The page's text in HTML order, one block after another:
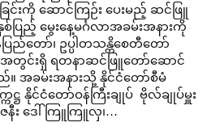
ခြင်းကို ဆောင်ကြဉ်း ပေးမည့် ဆင်ဖြူ
ြည့် မွေးနေ့မင်္ဂလာအခမ်းအနားကို
ည်တော်၊ ဥပ္ပါတသန္တိစေတီတော်
တွင်းရှိ ရတနာဆင်ဖြူတော်ဆောင်
အခမ်းအနားသို့ နိုင်ငံတော်စီမံ
ဋ္ဌ နိုင်ငံတော်ဝန်ကြီးချုပ် ဗိုလ်ချုပ်မှူး
ဇနီး ဒေါ်ကြူကြူလှ၊…